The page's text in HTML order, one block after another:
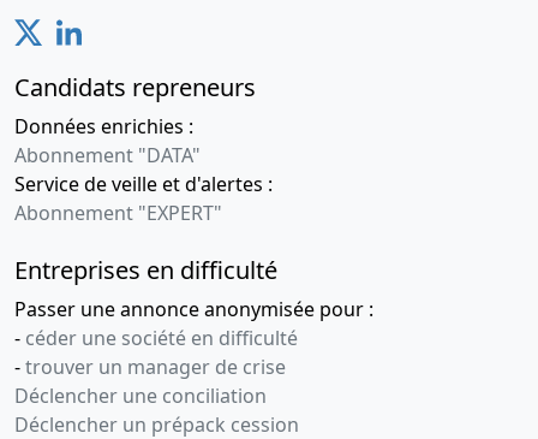
Candidats repreneurs
Données enrichies :
Abonnement "DATA"
Service de veille et d'alertes :
Abonnement "EXPERT"
Entreprises en difficulté
Passer une annonce anonymisée pour :
- céder une société en difficulté
-trouver un manager de crise
Déclencher une conciliation
Déclencher un prépack cession